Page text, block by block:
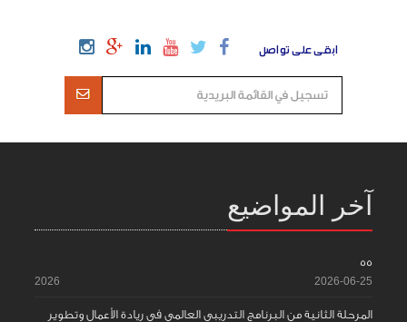
ابقى على تواصل
آخر المواضيع
55
2026-06-25
2026
المرحلة الثانية من البرنامج التدريبي العالمي في ريادة الأعمال وتطوير